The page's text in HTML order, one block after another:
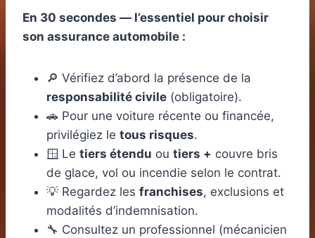
En 30 secondes — l’essentiel pour choisir
son assurance automobile :
🔎 Vérifiez d’abord la présence de la
responsabilité civile (obligatoire).
🚗 Pour une voiture récente ou financée,
privilégiez le tous risques.
🪟 Le tiers étendu ou tiers + couvre bris
de glace, vol ou incendie selon le contrat.
💡 Regardez les franchises, exclusions et
modalités d’indemnisation.
🔧 Consultez un professionnel (mécanicien